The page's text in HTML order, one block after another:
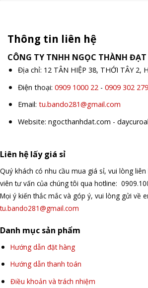
Thông tin liên hệ
CÔNG TY TNHH NGỌC THÀNH ĐẠT
Địa chỉ: 12 TÂN HIỆP 38, THỚI TÂY 2,
Điện thoại: 0909 1000 22- 0909 302 279
Email: tu.bando281@gmail.com
Website: ngocthanhdat.com -
Liên hệ lấy giá sỉ
Quý khách có nhu cầu mua giá sỉ, vui lòng
viên tư vấn của chúng tôi qua hotline:
Mọi ý kiến thắc mắc và góp ý, vui lòng gửi về
tu.bando281@gmail.com
Danh mục sản phẩm
Hướng dẫn đặt hàng
Hướng dẫn thanh toán
Điều khoản và trách nhiệm